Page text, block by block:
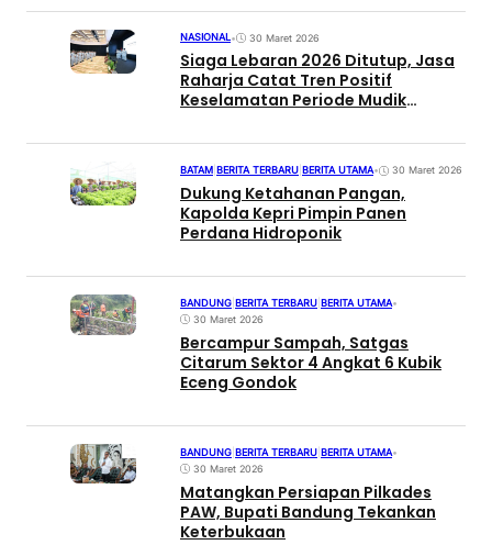
NASIONAL• 30 Maret 2026
Siaga Lebaran 2026 Ditutup, Jasa
Raharja Catat Tren Positif
Keselamatan Periode Mudik
BATAM BERITA TERBARU BERITA UTAMA• 30 Maret 2026
Dukung Ketahanan Pangan,
Kapolda Kepri Pimpin Panen
Perdana Hidroponik
BANDUNG BERITA TERBARU BERITA UTAMA•
30 Maret 2026
Bercampur Sampah, Satgas
Citarum Sektor 4 Angkat 6 Kubik
Eceng Gondok
BANDUNG BERITA TERBARU BERITA UTAMA•
30 Maret 2026
Matangkan Persiapan Pilkades
PAW, Bupati Bandung Tekankan
Keterbukaan